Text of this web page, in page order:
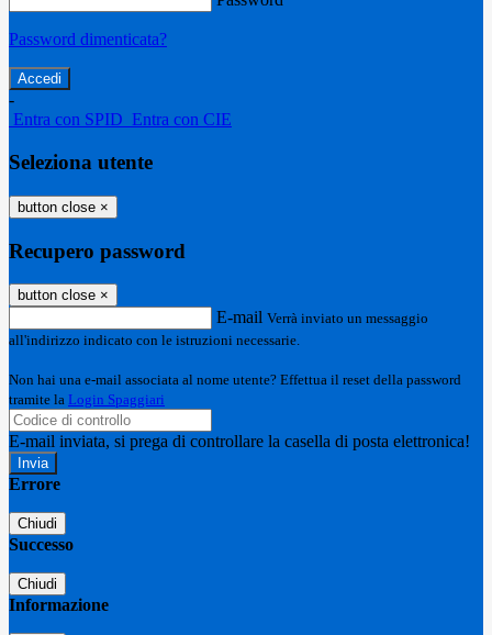
Password dimenticata?
-
Entra con SPID Entra con CIE
Seleziona utente
button close ×
Recupero password
button close ×
E-mail Verrà inviato un messaggio
all'indirizzo indicato con le istruzioni necessarie.
Non hai una e-mail associata al nome utente? Effettua il reset della password
tramite la Login Spaggiari
E-mail inviata, si prega di controllare la casella di posta elettronica!
Errore
Chiudi
Successo
Chiudi
Informazione